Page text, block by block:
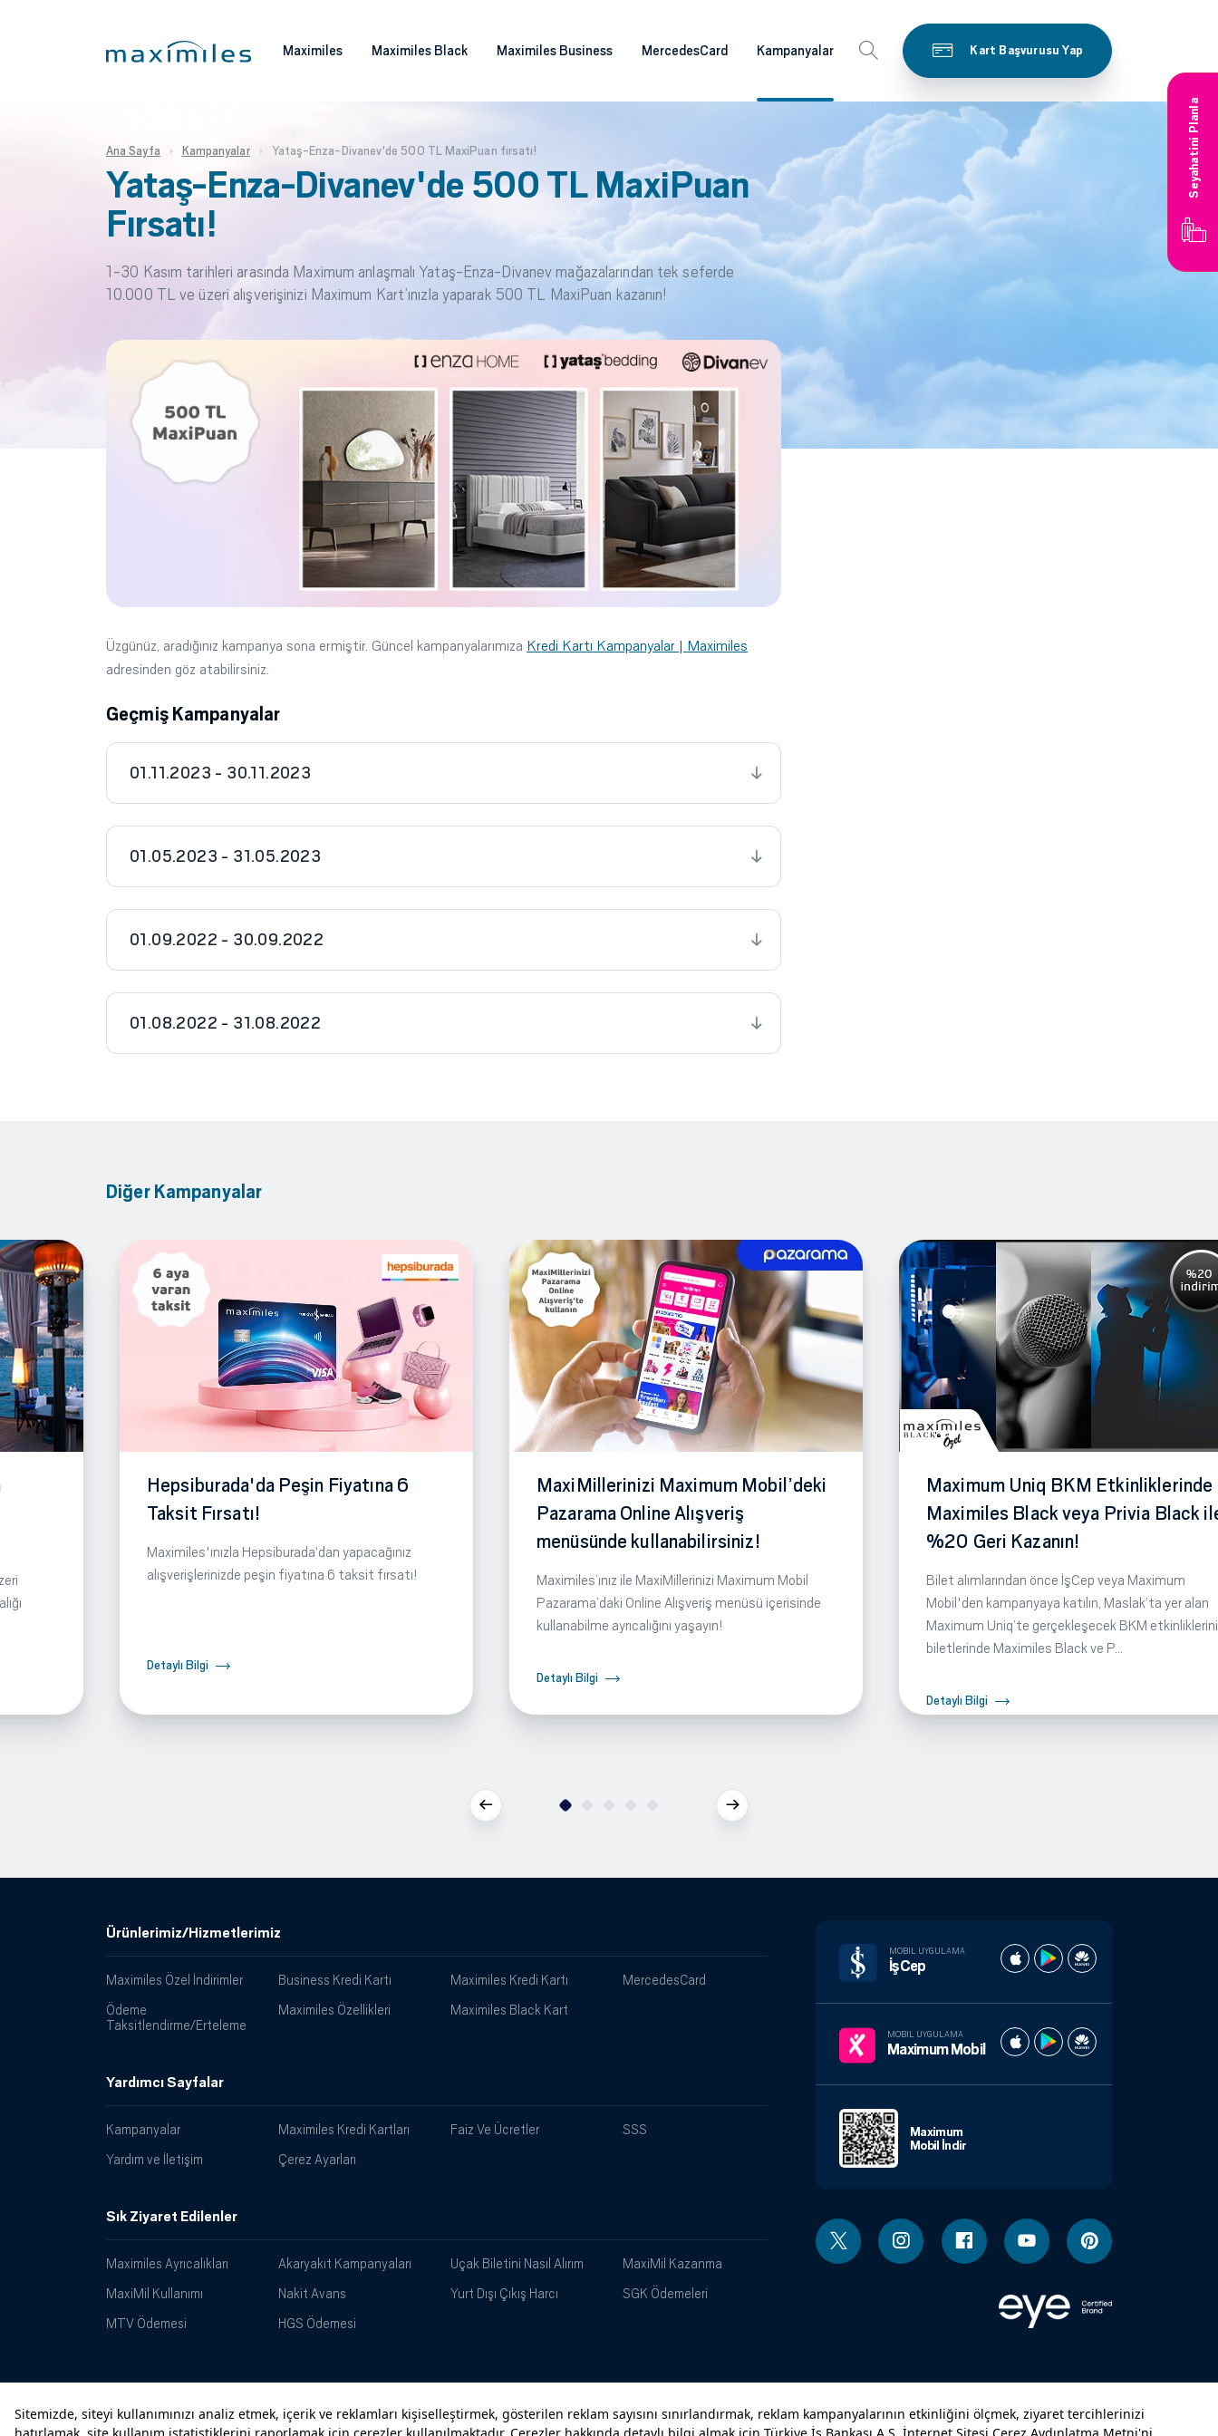
Maximiles Maximiles Black Maximiles Business MercedesCard Kampanyalar Kart Başvurusu Yap
Seyahatini Planla
Ana Sayfa Kampanyalar Yataş-Enza-Divanev'de 500 TL MaxiPuan fırsatı!
Yataş-Enza-Divanev'de 500 TL MaxiPuan
Fırsatı!
1-30 Kasım tarihleri arasında Maximum anlaşmalı Yataş-Enza-Divanev mağazalarından tek seferde
10.000 TL ve üzeri alışverişinizi Maximum Kart’ınızla yaparak 500 TL MaxiPuan kazanın!
Üzgünüz, aradığınız kampanya sona ermiştir. Güncel kampanyalarımıza Kredi Kartı Kampanyalar | Maximiles
adresinden göz atabilirsiniz.
Geçmiş Kampanyalar
01.11.2023 - 30.11.2023
01.05.2023 - 31.05.2023
01.09.2022 - 30.09.2022
01.08.2022 - 31.08.2022
Diğer Kampanyalar
Hepsiburada'da Peşin Fiyatına 6
Taksit Fırsatı!
Maximiles'ınızla Hepsiburada‘dan yapacağınız
alışverişlerinizde peşin fiyatına 6 taksit fırsatı!
Detaylı Bilgi
MaxiMillerinizi Maximum Mobil’deki
Pazarama Online Alışveriş
menüsünde kullanabilirsiniz!
Maximiles’ınız ile MaxiMillerinizi Maximum Mobil
Pazarama’daki Online Alışveriş menüsü içerisinde
kullanabilme ayrıcalığını yaşayın!
Detaylı Bilgi
Maximum Uniq BKM Etkinliklerinde
Maximiles Black veya Privia Black
%20 Geri Kazanın!
Bilet alımlarından önce İşCep veya Maximum
Mobil'den kampanyaya katılın, Maslak’ta yer alan
Maximum Uniq’te gerçekleşecek BKM
biletlerinde Maximiles Black ve P...
Detaylı Bilgi
Ürünlerimiz/Hizmetlerimiz
Maximiles Özel İndirimler Business Kredi Kartı Maximiles Kredi Kartı
MercedesCard
Ödeme
Taksitlendirme/Erteleme
Maximiles Özellikleri Maximiles Black Kart
Yardımcı Sayfalar
Kampanyalar Maximiles Kredi Kartları Faiz Ve Ücretler
SSS
Yardım ve İletişim
Çerez Ayarları
Sık Ziyaret Edilenler
Maximiles Ayrıcalıkları Akaryakıt Kampanyaları Uçak Biletini Nasıl Alırım
MaxiMil Kazanma
MaxiMil Kullanımı
Nakit Avans Yurt Dışı Çıkış Harcı
SGK Ödemeleri
MTV Ödemesi
HGS Ödemesi
MOBIL UYGULAMA
İşCep
MOBIL UYGULAMA
Maximum Mobil
Maximum
Mobil İndir